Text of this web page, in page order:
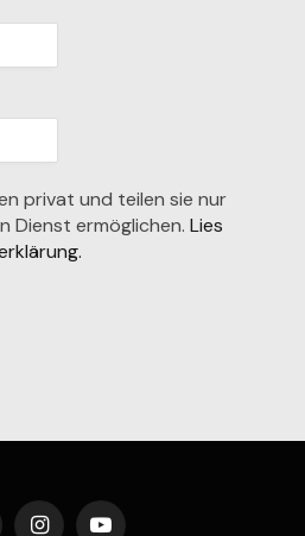
privat und teilen sie nur
Dienst ermöglichen. Lies